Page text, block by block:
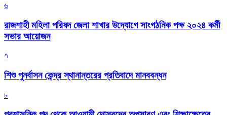
৬
রাজশাহী মহিলা পরিষদ জেলা শাখার উদ্যোগে সাংগঠনিক পক্ষ ২০২৪ কর্মী
সভার আয়োজন
৭
শিশু পুনর্বাসন কেন্দ্র স্থানান্তরের প্রতিবাদে মানববন্ধন
৮